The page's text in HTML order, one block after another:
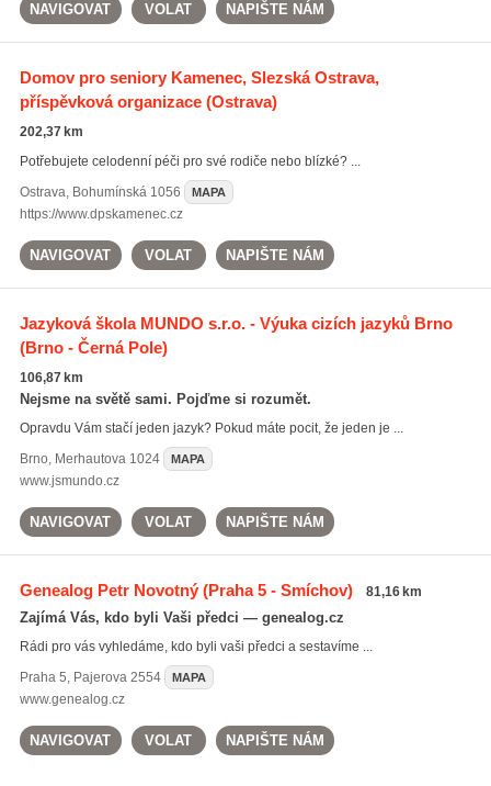
NAVIGOVAT VOLAT NAPIŠTE NÁM
Domov pro seniory Kamenec, Slezská Ostrava,
příspěvková organizace(Ostrava)
202,37 km
Potřebujete celodenní péči pro své rodiče nebo blízké? ...
Ostrava, Bohumínská 1056 MAPA
https://www.dpskamenec.cz
NAVIGOVAT VOLAT NAPIŠTE NÁM
Jazyková škola MUNDO s.r.o. - Výuka cizích jazyků Brno
(Brno - Černá Pole)
106,87 km
Nejsme na světě sami. Pojďme si rozumět.
Opravdu Vám stačí jeden jazyk? Pokud máte pocit, že jeden je ...
Brno, Merhautova 1024 MAPA
www.jsmundo.cz
NAVIGOVAT VOLAT NAPIŠTE NÁM
Genealog Petr Novotný(Praha 5 - Smíchov) 81,16 km
Zajímá Vás, kdo byli Vaši předci — genealog.cz
Rádi pro vás vyhledáme, kdo byli vaši předci a sestavíme ...
Praha 5, Pajerova 2554 MAPA
www.genealog.cz
NAVIGOVAT VOLAT NAPIŠTE NÁM